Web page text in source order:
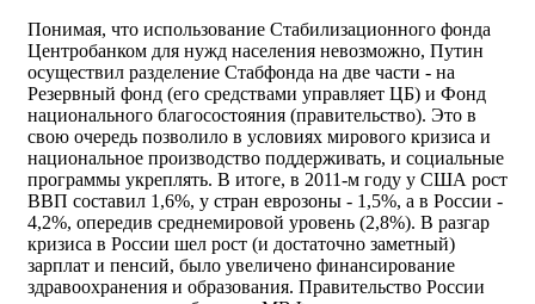
Понимая, что использование Стабилизационного фонда
Центробанком для нужд населения невозможно, Путин
осуществил разделение Стабфонда на две части - на
Резервный фонд (его средствами управляет ЦБ) и Фонд
национального благосостояния (правительство). Это в
свою очередь позволило в условиях мирового кризиса и
национальное производство поддерживать, и социальные
программы укреплять. В итоге, в 2011-м году у США рост
ВВП составил 1,6%, у стран еврозоны - 1,5%, а в России -
4,2%, опередив среднемировой уровень (2,8%). В разгар
кризиса в России шел рост (и достаточно заметный)
зарплат и пенсий, было увеличено финансирование
здравоохранения и образования. Правительство России